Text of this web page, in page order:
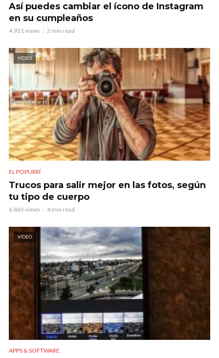
Así puedes cambiar el ícono de Instagram
en su cumpleaños
4.931 views 2 min read
VIDEO
EL POPURRÍ
Trucos para salir mejor en las fotos, según
tu tipo de cuerpo
6.865 views 4 min read
VIDEO
APPS & SOFTWARE